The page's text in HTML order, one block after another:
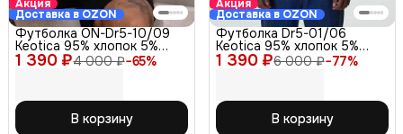
Акция
Доставка в OZON
1 390 ₽4 000 ₽−65%
Футболка ON-Dr5-10/09
Keotica 95% хлопок 5%
лайкра, кофе 50
В корзину
Акция
Доставка в OZON
1 390 ₽6 000 ₽−77%
Футболка Dr5-01/06
Keotica 95% хлопок 5%
лайкра с полосой на груди
и рукаве серый меланж,
В корзину